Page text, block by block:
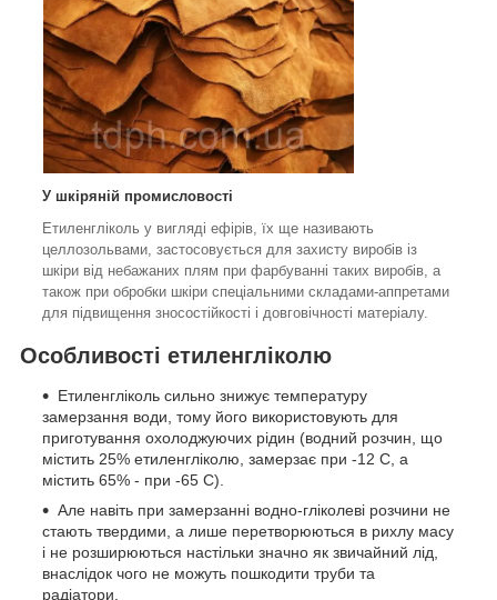
У шкіряній промисловості
Етиленгліколь у вигляді ефірів, їх ще називають
целлозольвами, застосовується для захисту виробів із
шкіри від небажаних плям при фарбуванні таких виробів, а
також при обробки шкіри спеціальними складами-аппретами
для підвищення зносостійкості і довговічності матеріалу.
Особливості етиленгліколю
Етиленгліколь сильно знижує температуру
замерзання води, тому його використовують для
приготування охолоджуючих рідин (водний розчин, що
містить 25% етиленгліколю, замерзає при -12 С, а
містить 65% - при -65 С).
Але навіть при замерзанні водно-гліколеві розчини не
стають твердими, а лише перетворюються в рихлу масу
і не розширюються настільки значно як звичайний лід,
внаслідок чого не можуть пошкодити труби та
радіатори.